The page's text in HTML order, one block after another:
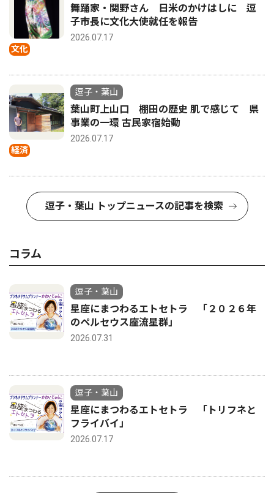
文化
舞踊家・関野さん 日米のかけはしに 逗
子市長に文化大使就任を報告
2026.07.17
経済
逗子・葉山
葉山町上山口 棚田の歴史 肌で感じて 県
事業の一環 古民家宿始動
2026.07.17
逗子・葉山 トップニュースの記事を検索
コラム
逗子・葉山
星座にまつわるエトセトラ 「２０２６年
のペルセウス座流星群」
2026.07.31
逗子・葉山
星座にまつわるエトセトラ 「トリフネと
フライバイ」
2026.07.17